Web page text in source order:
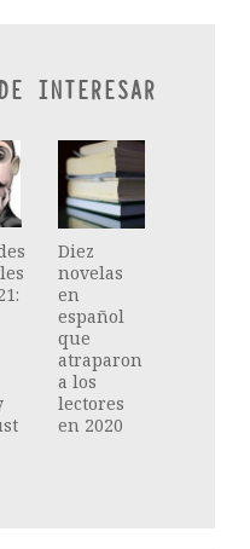
INTERESAR
Diez
novelas
en
español
que
atraparon
a los
lectores
en 2020